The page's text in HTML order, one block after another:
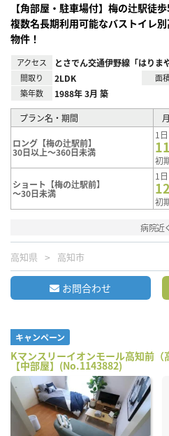
【角部屋・駐車場付】梅の辻駅徒
複数名長期利用可能なバストイレ
物件！
アクセス とさでん交通伊野線「はりま
間取り 2LDK 面
築年数 1988年 3月 築
プラン名・期間
ロング【梅の辻駅前】
30日以上～360日未満
1
初
ショート【梅の辻駅前】
～30日未満
1
初
病院近く
高知県 高知市
お問合わせ
キャンペーン
Kマンスリーイオンモール高知前（
【中部屋】(No.1143882)